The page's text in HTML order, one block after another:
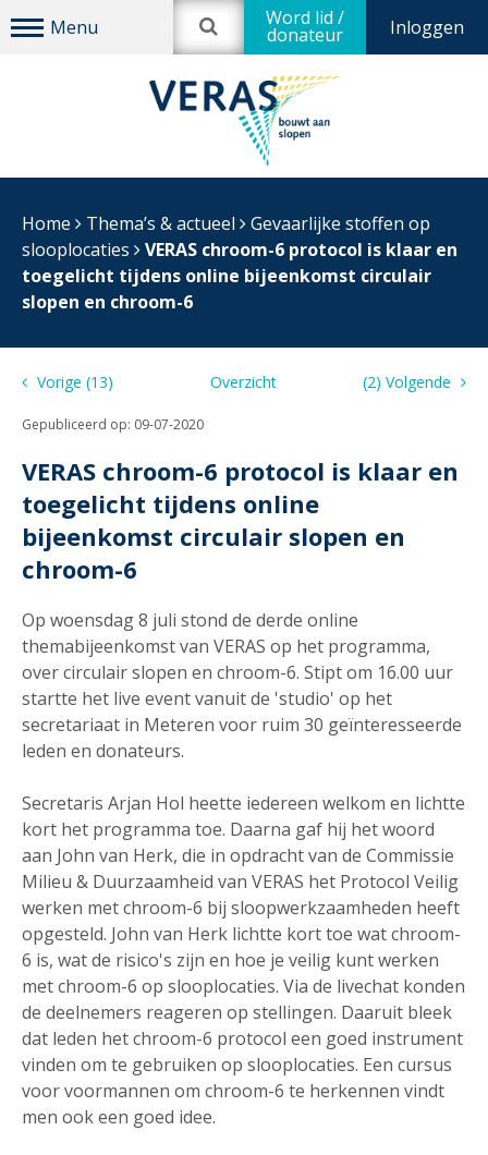
Inloggen
Word lid /
donateur
Home Thema’s & actueel
Gevaarlijke stoffen op
slooplocaties
VERAS chroom-6 protocol is klaar en
toegelicht tijdens online bijeenkomst circulair
slopen en chroom-6
Vorige (13) Overzicht (2) Volgende
Gepubliceerd op: 09-07-2020
VERAS chroom-6 protocol is klaar en
toegelicht tijdens online
bijeenkomst circulair slopen en
chroom-6
Op woensdag 8 juli stond de derde online
themabijeenkomst van VERAS op het programma,
over circulair slopen en chroom-6. Stipt om 16.00 uur
startte het live event vanuit de 'studio' op het
secretariaat in Meteren voor ruim 30 geïnteresseerde
leden en donateurs.
Secretaris Arjan Hol heette iedereen welkom en lichtte
kort het programma toe. Daarna gaf hij het woord
aan John van Herk, die in opdracht van de Commissie
Milieu & Duurzaamheid van VERAS het Protocol Veilig
werken met chroom-6 bij sloopwerkzaamheden heeft
opgesteld. John van Herk lichtte kort toe wat chroom-
6 is, wat de risico's zijn en hoe je veilig kunt werken
met chroom-6 op slooplocaties. Via de livechat konden
de deelnemers reageren op stellingen. Daaruit bleek
dat leden het chroom-6 protocol een goed instrument
vinden om te gebruiken op slooplocaties. Een cursus
voor voormannen om chroom-6 te herkennen vindt
men ook een goed idee.